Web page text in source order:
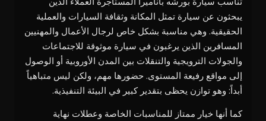
يبحثون عن سيارة تمثل المكانة وثقافة السيارات والعملية
الحقيقية. وهي مناسبة بشكل خاص لرجال الأعمال والمهنيين
المسافرين الذين يرغبون في سيارة موثوقة للاجتماعات
والجولات الترويجية والتنقلات بين المدن الأوروبية أو الوصول
إلى مواقع رفيعة المستوى. حضورها مهم، ولكن ليس متباهياً
أبداً: وهو توازن يحظى بتقدير كبير في البيئة التنفيذية.
كما أنها خيار ممتاز للمناسبات الخاصة وعطلات نهاية